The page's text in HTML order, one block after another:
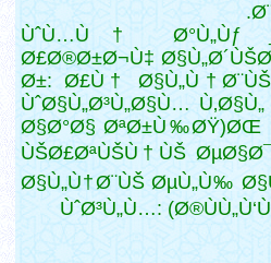
ÙˆÙ…Ù† Ø°Ù„Ùƒ
Ø£Ø®Ø±Ø¬Ù‡
Ø±: Ø£Ù† Ø§Ù„Ù†Ø¨ÙŠ
ÙˆØ§Ù„Ø³Ù„Ø§Ù…
Ø§Ø°Ø§ ØªØ±Ù‰ØŸ)ØŒ
ÙŠØ£ØªÙŠÙ†ÙŠ
Ø§Ù„Ù†Ø¨ÙŠ ØµÙ„Ù‰
ÙˆØ³Ù„Ù…: